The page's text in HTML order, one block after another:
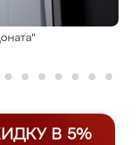
В 5%